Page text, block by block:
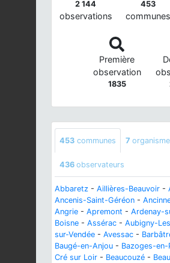
2 144
observations
453
communes
Première
observation
1835
453 communes 7
436 observateurs
Abbaretz - Aillières-Beauvoir -
Ancenis-Saint-Géréon -
Angrie - Apremont - Ardenay-
Boisne - Assérac - Aubigny-
sur-Vendée - Avessac -
Baugé-en-Anjou - Bazoges-en-
Cré sur Loir - Beaucouzé -